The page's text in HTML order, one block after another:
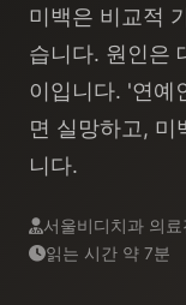
미백은 비교적
습니다. 원인은
이입니다. '연예
면 실망하고, 미
니다.
서울비디치과 의료
읽는 시간 약 7분